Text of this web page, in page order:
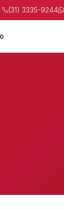
(31) 3335-9244